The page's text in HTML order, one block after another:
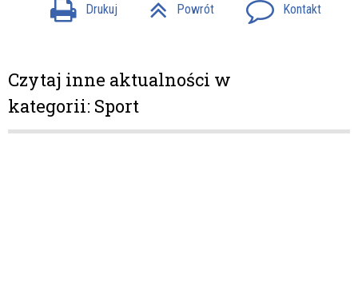
Drukuj Powrót Kontakt
Czytaj inne aktualności w
kategorii: Sport